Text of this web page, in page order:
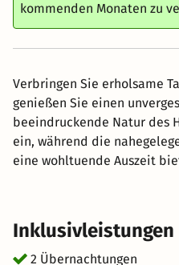
kommenden Monaten zu
Verbringen Sie erholsame
genießen Sie einen
beeindruckende Natur des
ein, während die
eine wohltuende Auszeit
Thermalbecken laden zum
im Saunabereich des
Atmosphäre abgerundet
Bademantel und mit
Inklusivleistungen
2 Übernachtungen